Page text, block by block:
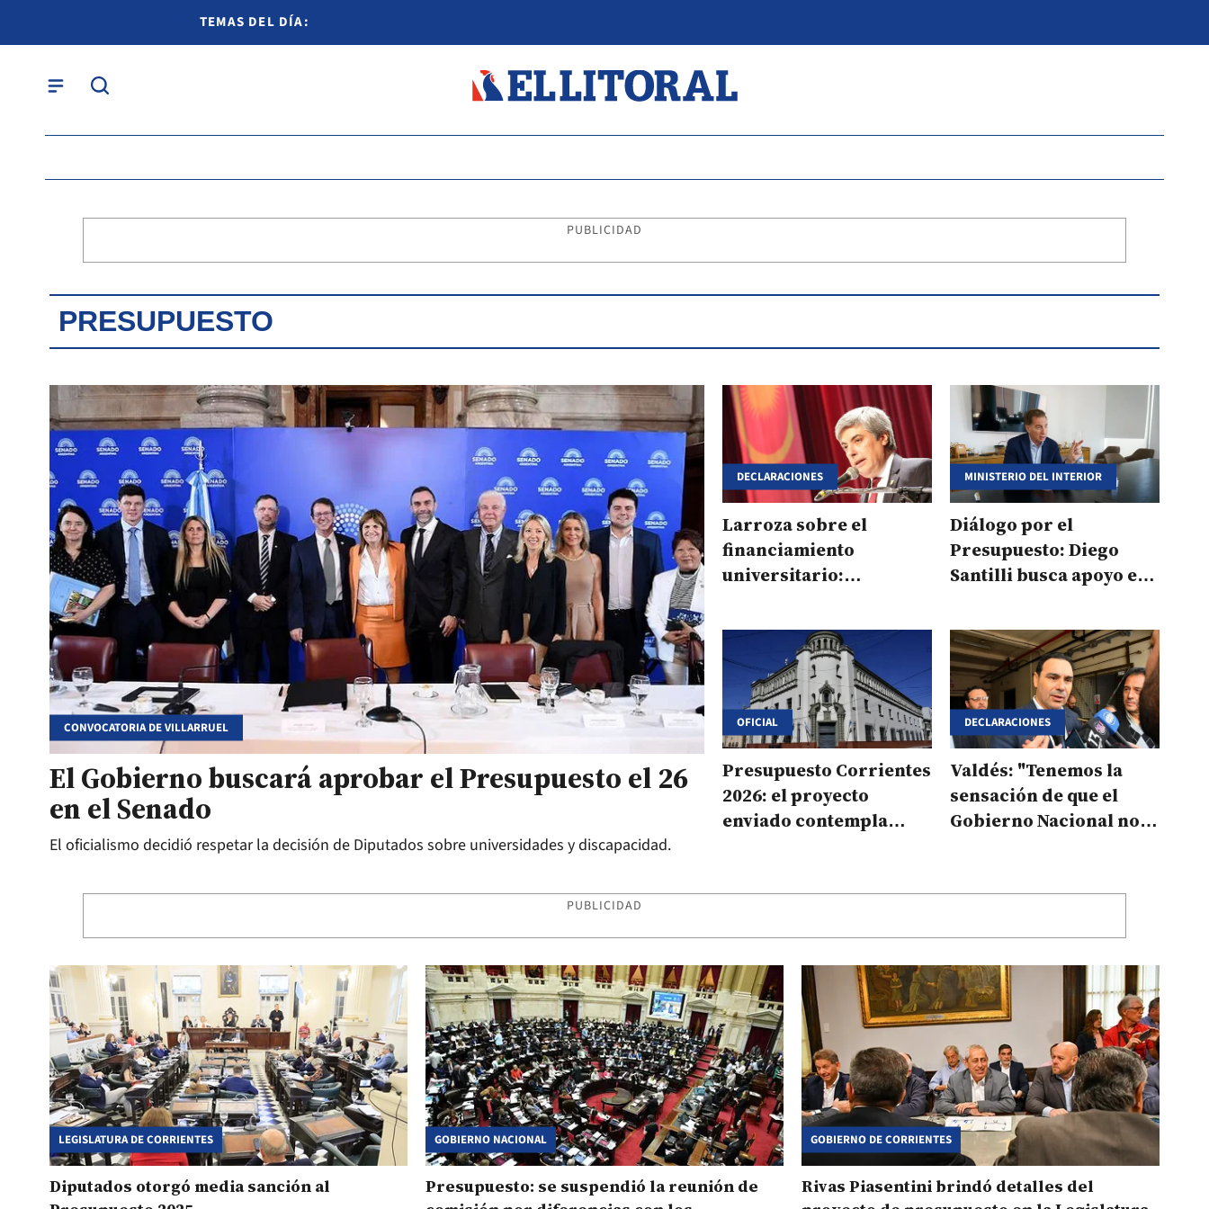
TEMAS DEL DÍA:
PUBLICIDAD
PRESUPUESTO
CONVOCATORIA DE VILLARRUEL
El Gobierno buscará aprobar el Presupuesto el 26
en el Senado
El oficialismo decidió respetar la decisión de Diputados sobre universidades y discapacidad.
DECLARACIONES
Larroza sobre el
financiamiento
universitario:
del Gobierno"
MINISTERIO DEL INTERIOR
Diálogo por el
Presupuesto: Diego
Santilli busca apoyo en
OFICIAL
Presupuesto Corrientes
2026: el proyecto
enviado contempla
DECLARACIONES
Valdés: "Tenemos la
sensación de que el
Gobierno Nacional no
PUBLICIDAD
LEGISLATURA DE CORRIENTES
Diputados otorgó media sanción al
GOBIERNO NACIONAL
Presupuesto: se suspendió la reunión de
GOBIERNO DE CORRIENTES
Rivas Piasentini brindó detalles del